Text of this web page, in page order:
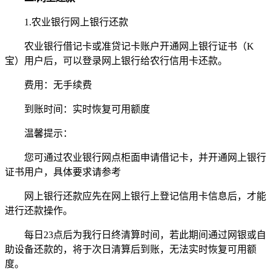
1.农业银行网上银行还款
农业银行借记卡或准贷记卡账户开通网上银行证书（K
宝）用户后，可以登录网上银行给农行信用卡还款。
费用：无手续费
到账时间：实时恢复可用额度
温馨提示：
您可通过农业银行网点柜面申请借记卡，并开通网上银行
证书用户，具体要求请参考
网上银行还款应先在网上银行上登记信用卡信息后，才能
进行还款操作。
每日23点后为我行日终清算时间，若此期间通过网银或自
助设备还款的，将于次日清算后到账，无法实时恢复可用额
度。